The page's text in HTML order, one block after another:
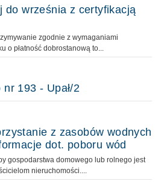
do września z certyfikacją
zgodnie z wymaganiami
o płatność dobrostanową to...
193 - Upał/2
z zasobów wodnych
dot. poboru wód
gospodarstwa domowego lub rolnego jest
nieruchomości....